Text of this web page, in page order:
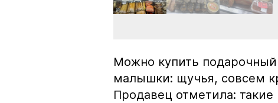
Можно купить
малышки: щучья, совсем
Продавец отметила: